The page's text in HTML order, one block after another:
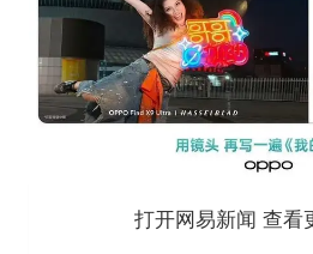
打开网易新闻 查看